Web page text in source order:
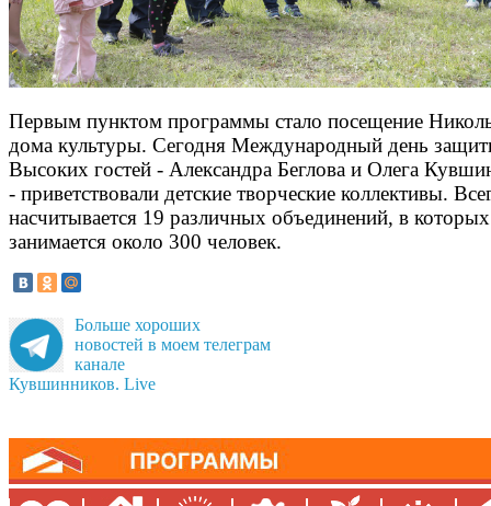
Первым пунктом программы стало посещение
дома культуры. Сегодня Международный день
Высоких гостей - Александра Беглова и Олега
- приветствовали детские творческие коллективы.
насчитывается 19 различных объединений, в которых
занимается около 300 человек.
Больше хороших
новостей в моем телеграм
канале
Кувшинников. Live